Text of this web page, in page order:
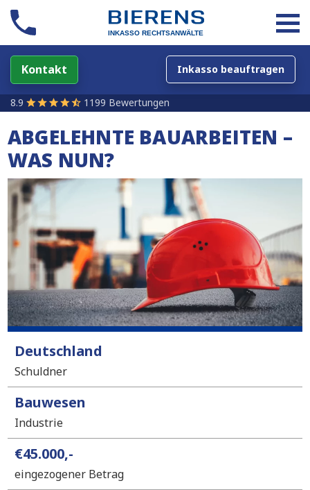
Kontakt Inkasso beauftragen
8.9 1199 Bewertungen
ABGELEHNTE BAUARBEITEN –
WAS NUN?
Deutschland
Schuldner
Bauwesen
Industrie
€45.000,-
eingezogener Betrag